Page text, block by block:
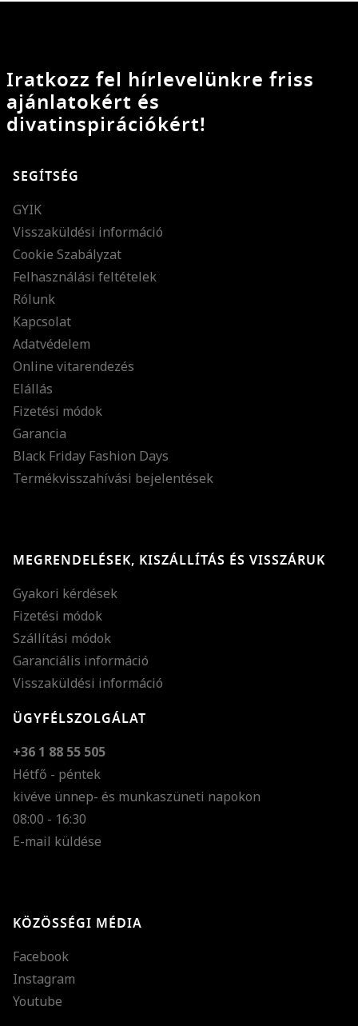
Iratkozz fel hírlevelünkre friss
ajánlatokért és
divatinspirációkért!
SEGÍTSÉG
GYIK
Visszaküldési információ
Cookie Szabályzat
Felhasználási feltételek
Rólunk
Kapcsolat
Adatvédelem
Online vitarendezés
Elállás
Fizetési módok
Garancia
Black Friday Fashion Days
Termékvisszahívási bejelentések
MEGRENDELÉSEK, KISZÁLLÍTÁS ÉS VISSZÁRUK
Gyakori kérdések
Fizetési módok
Szállítási módok
Garanciális információ
Visszaküldési információ
ÜGYFÉLSZOLGÁLAT
+36 1 88 55 505
Hétfő - péntek
kivéve ünnep- és munkaszüneti napokon
08:00 - 16:30
E-mail küldése
KÖZÖSSÉGI MÉDIA
Facebook
Instagram
Youtube